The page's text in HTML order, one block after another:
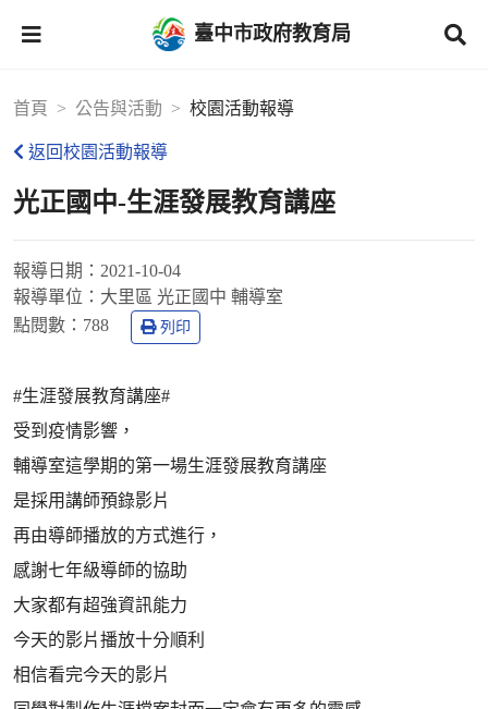
臺中市政府教育局
首頁 公告與活動 校園活動報導
返回校園活動報導
光正國中-生涯發展教育講座
報導日期： 2021-10-04
報導單位： 大里區 光正國中 輔導室
點閱數： 788 列印
#生涯發展教育講座#
受到疫情影響，
輔導室這學期的第一場生涯發展教育講座
是採用講師預錄影片
再由導師播放的方式進行，
感謝七年級導師的協助
大家都有超強資訊能力
今天的影片播放十分順利
相信看完今天的影片